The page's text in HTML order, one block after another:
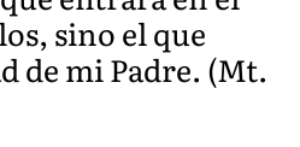
sino el que
de mi Padre. (Mt.